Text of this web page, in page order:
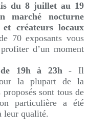
du 8 juillet au 19
marché nocturne
créateurs locaux
70 exposants vous
d’un moment
de 19h à 23h- Il
la plupart de la
sont tous de
particulière a été
leur qualité.